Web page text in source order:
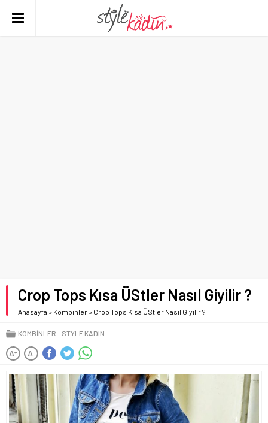
Crop Tops Kısa ÜStler Nasıl Giyilir ?
Anasayfa » Kombinler » Crop Tops Kısa ÜStler Nasıl Giyilir ?
KOMBINLER STYLE KADIN
A+ A-